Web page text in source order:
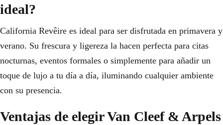
ideal?
California Revêire es ideal para ser disfrutada en primavera y
verano. Su frescura y ligereza la hacen perfecta para citas
nocturnas, eventos formales o simplemente para añadir un
toque de lujo a tu día a día, iluminando cualquier ambiente
con su presencia.
Ventajas de elegir Van Cleef & Arpels